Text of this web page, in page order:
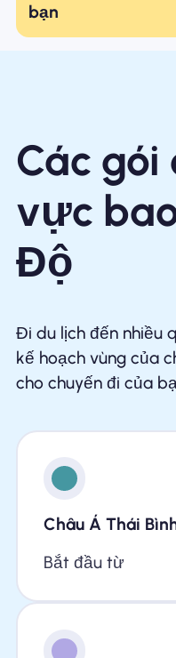
bạn
Các gói
vực
Độ
Đi du lịch đến nhiều
kế hoạch vùng của
cho chuyến đi của
Châu Á Thái
Bắt đầu từ